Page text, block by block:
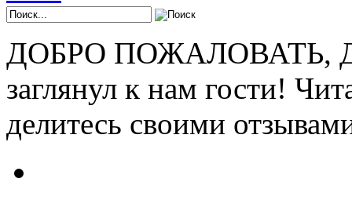
ДОБРО ПОЖАЛОВАТЬ,
заглянул к нам гости!
делитесь своими